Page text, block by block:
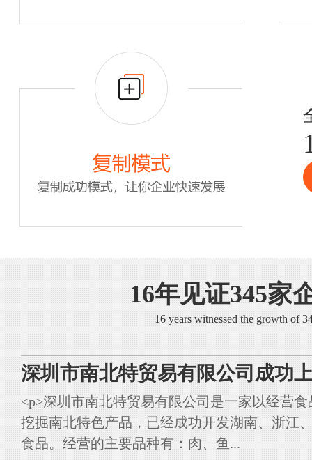
16年见证345家
16 years witnessed the growth of
深圳市南北特贸易有限公司成功
<p>深圳市南北特贸易有限公司是一家以经营
挖掘南北特色产品，已经成功开发湖南、浙江
食品。经营的主要品种有：肉、鱼...